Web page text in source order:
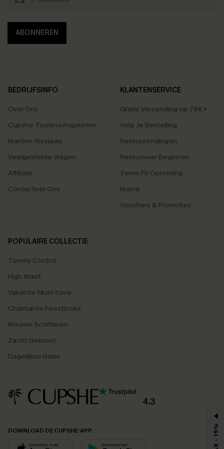
ABONNEREN
BEDRIJFSINFO
Over Ons
Cupshe Toeleveringsketen
Klanten-Reviews
Veelgestelde Vragen
Affiliate
Contacteer Ons
KLANTENSERVICE
Gratis Verzending op 79€+
Volg Je Bestelling
Retourzendingen
Retourneer Beginnen
Zwem Fit Oplossing
Klarna
Vouchers & Promoties
POPULAIRE COLLECTIE
Tummy Control
High Waist
Vakantie Must-have
Charmante Feestlooks
Kleuren Schitteren
Zacht Gebreid
Dagelijkse Basis
4.3
DOWNLOAD DE CUPSHE-APP MAX - 15%